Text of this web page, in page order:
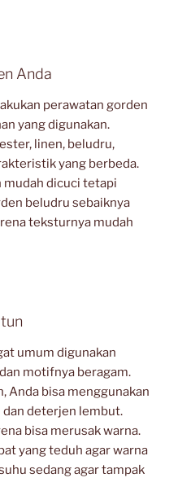
Anda
perawatan gorden
yang digunakan.
linen, beludru,
yang berbeda.
mudah dicuci tetapi
beludru sebaiknya
teksturnya mudah
umum digunakan
motifnya beragam.
Anda bisa menggunakan
dan deterjen lembut.
bisa merusak warna.
yang teduh agar warna
sedang agar tampak